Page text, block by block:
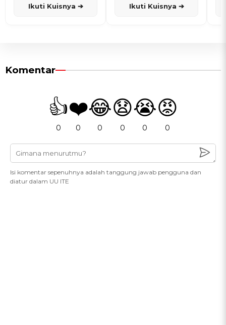
Ikuti Kuisnya ➔ Ikuti Kuisnya ➔
Komentar
👍
0
❤️
0
😂
0
😧
0
😭
0
😡
0
Isi komentar sepenuhnya adalah tanggung jawab pengguna dan
diatur dalam UU ITE